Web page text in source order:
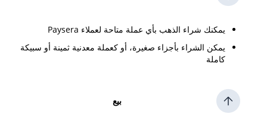
يمكنك شراء الذهب بأي عملة متاحة لعملاء Paysera
يمكن الشراء بأجزاء صغيرة، أو كعملة معدنية ثمينة أو سبيكة
كاملة
بيع